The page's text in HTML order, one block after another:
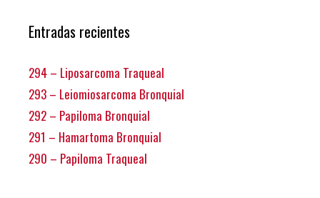
Entradas recientes
294 – Liposarcoma Traqueal
293 – Leiomiosarcoma Bronquial
292 – Papiloma Bronquial
291 – Hamartoma Bronquial
290 – Papiloma Traqueal